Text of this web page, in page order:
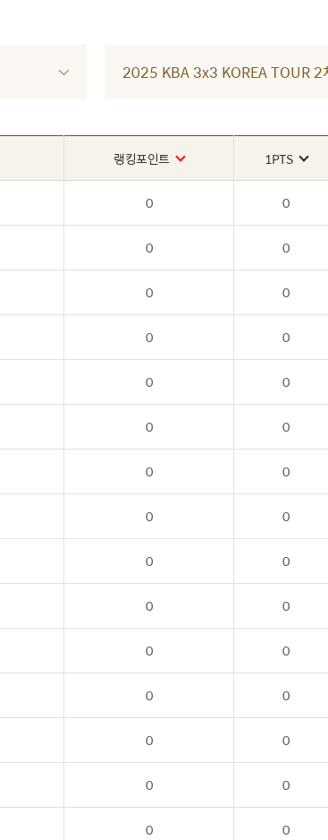
2025 KBA 3x3 KOREA TOUR 2
랭킹포인트 1PTS
0 0
0 0
0 0
0 0
0 0
0 0
0 0
0 0
0 0
0 0
0 0
0 0
0 0
0 0
0 0